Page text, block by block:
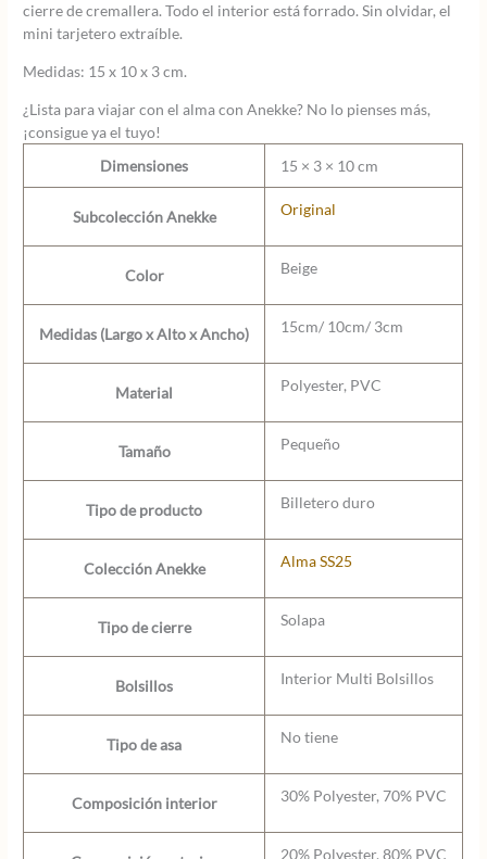
cierre de cremallera. Todo el interior está forrado. Sin olvidar, el
mini tarjetero extraíble.
Medidas: 15 x 10 x 3 cm.
¿Lista para viajar con el alma con Anekke? No lo pienses más,
¡consigue ya el tuyo!
Dimensiones
15 × 3 × 10 cm
Subcolección Anekke Original
Color Beige
Medidas (Largo x Alto x Ancho) 15cm/ 10cm/ 3cm
Material Polyester, PVC
Tamaño Pequeño
Tipo de producto Billetero duro
Colección Anekke Alma SS25
Tipo de cierre Solapa
Bolsillos Interior Multi Bolsillos
Tipo de asa No tiene
Composición interior 30% Polyester, 70% PVC
20% Polyester, 80% PVC